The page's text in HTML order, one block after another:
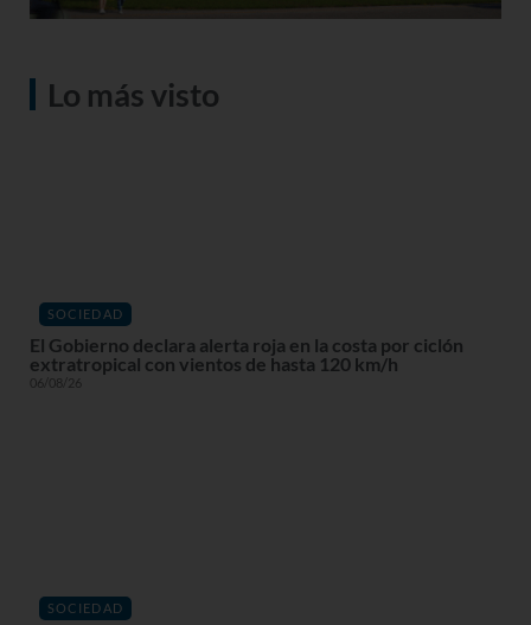
Lo más visto
SOCIEDAD
El Gobierno declara alerta roja en la costa por ciclón
extratropical con vientos de hasta 120 km/h
06/08/26
SOCIEDAD